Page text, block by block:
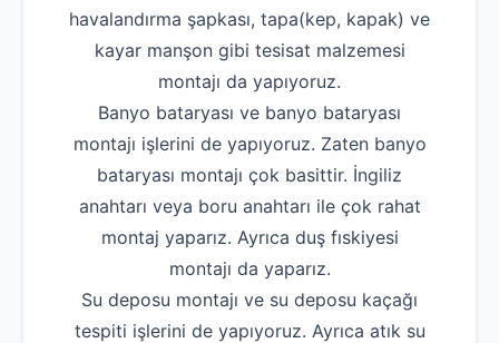
havalandırma şapkası, tapa(kep, kapak) ve
kayar manşon gibi tesisat malzemesi
montajı da yapıyoruz.
Banyo bataryası ve banyo bataryası
montajı işlerini de yapıyoruz. Zaten banyo
bataryası montajı çok basittir. İngiliz
anahtarı veya boru anahtarı ile çok rahat
montaj yaparız. Ayrıca duş fıskiyesi
montajı da yaparız.
Su deposu montajı ve su deposu kaçağı
tespiti işlerini de yapıyoruz. Ayrıca atık su